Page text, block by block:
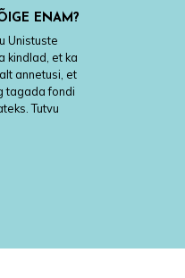
ENAM?
Unistuste
kindlad, et ka
annetusi, et
tagada fondi
Tutvu